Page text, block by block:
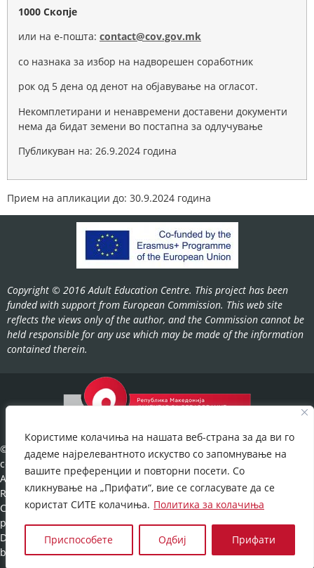
Користиме колачиња на нашата веб-страна за да ви го
дадеме најрелевантното искуство со запомнување на
вашите преференции и повторни посети. Со
кликнување на „Прифати“, вие се согласувате да се
користат СИТЕ колачиња. Политика за колачиња
Приспособете Одбиј Прифати
1000 Скопје
или на е-пошта: contact@cov.gov.mk
со назнака за избор на надворешен соработник
рок од 5 дена од денот на објавување на огласот.
Некомплетирани и ненавремени доставени документи
нема да бидат земени во постапна за одлучување
Публикуван на: 26.9.2024 година
Прием на апликации до: 30.9.2024 година
Copyright © 2016 Adult Education Centre. This project has been
funded with support from European Commission. This web site
reflects the views only of the author, and the Commission cannot be
held responsible for any use which may be made of the information
contained therein.
©2022-
cov.gov.mk.
All Rights
Reserved.
Cookies
policy©
Developed
by:
UNET